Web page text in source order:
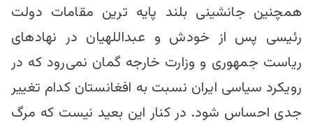
همچنین جانشینی بلند پایه ترین مقامات دولت
رئیسی پس از خودش و عبداللهیان در نهاد‌های
ریاست جمهوری و وزارت خارجه گمان نمی‌رود که در
رویکرد سیاسی ایران نسبت به افغانستان کدام تغییر
جدی احساس شود. در کنار این بعید نیست که مرگ